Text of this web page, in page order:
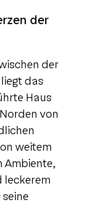
der
der
das
Haus
von
weitem
Ambiente,
leckerem